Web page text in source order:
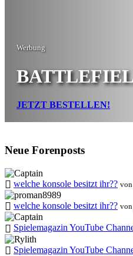
Werbung
JETZT BESTELLEN!
Neue Forenposts
welche konsole besitzt ihr??
welche konsole besitzt ihr??
Spielemagazin YouTube
Spielemagazin YouTube